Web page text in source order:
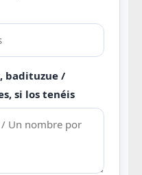
badituzue /
si los tenéis